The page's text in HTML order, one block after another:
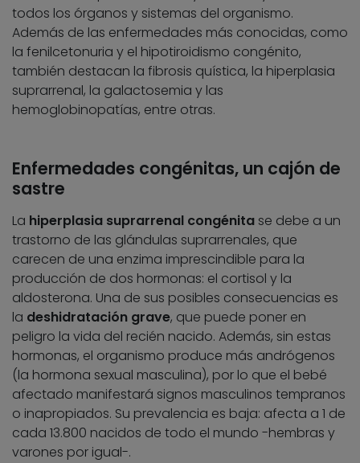
todos los órganos y sistemas del organismo.
Además de las enfermedades más conocidas, como
la fenilcetonuria y el hipotiroidismo congénito,
también destacan la fibrosis quística, la hiperplasia
suprarrenal, la galactosemia y las
hemoglobinopatías, entre otras.
Enfermedades congénitas, un cajón de
sastre
La hiperplasia suprarrenal congénita se debe a un
trastorno de las glándulas suprarrenales, que
carecen de una enzima imprescindible para la
producción de dos hormonas: el cortisol y la
aldosterona. Una de sus posibles consecuencias es
la deshidratación grave, que puede poner en
peligro la vida del recién nacido. Además, sin estas
hormonas, el organismo produce más andrógenos
(la hormona sexual masculina), por lo que el bebé
afectado manifestará signos masculinos tempranos
o inapropiados. Su prevalencia es baja: afecta a 1 de
cada 13.800 nacidos de todo el mundo -hembras y
varones por igual-.